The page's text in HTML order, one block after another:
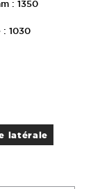
: 1350
1030
latérale